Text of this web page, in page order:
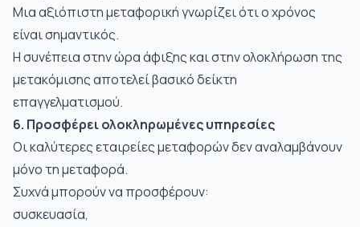
Μια αξιόπιστη μεταφορική γνωρίζει ότι ο χρόνος
είναι σημαντικός.
Η συνέπεια στην ώρα άφιξης και στην ολοκλήρωση της
μετακόμισης αποτελεί βασικό δείκτη
επαγγελματισμού.
6. Προσφέρει ολοκληρωμένες υπηρεσίες
Οι καλύτερες εταιρείες μεταφορών δεν αναλαμβάνουν
μόνο τη μεταφορά.
Συχνά μπορούν να προσφέρουν:
συσκευασία,